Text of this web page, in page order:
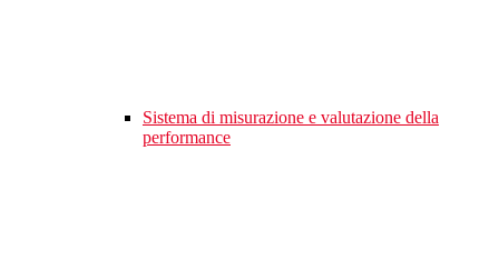
Sistema di misurazione e valutazione della
performance